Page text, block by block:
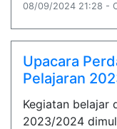
08/09/2024 21:28 -
Upacara
Pelajaran
Kegiatan belajar
2023/2024